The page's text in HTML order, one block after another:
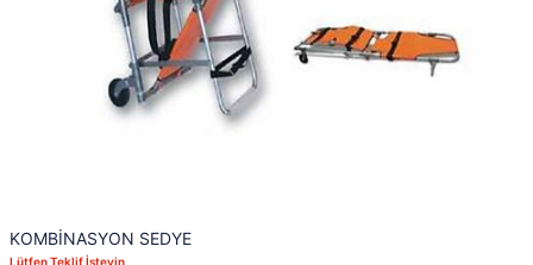
KOMBİNASYON SEDYE
Lütfen Teklif İsteyin